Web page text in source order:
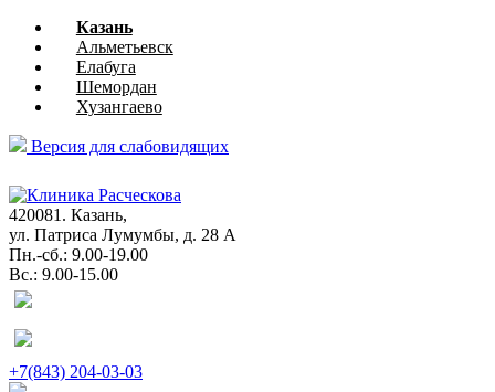
Казань
Альметьевск
Елабуга
Шемордан
Хузангаево
Версия для слабовидящих
420081. Казань,
ул. Патриса Лумумбы, д. 28 А
Пн.-сб.: 9.00-19.00
Вс.: 9.00-15.00
+7(843) 204-03-03